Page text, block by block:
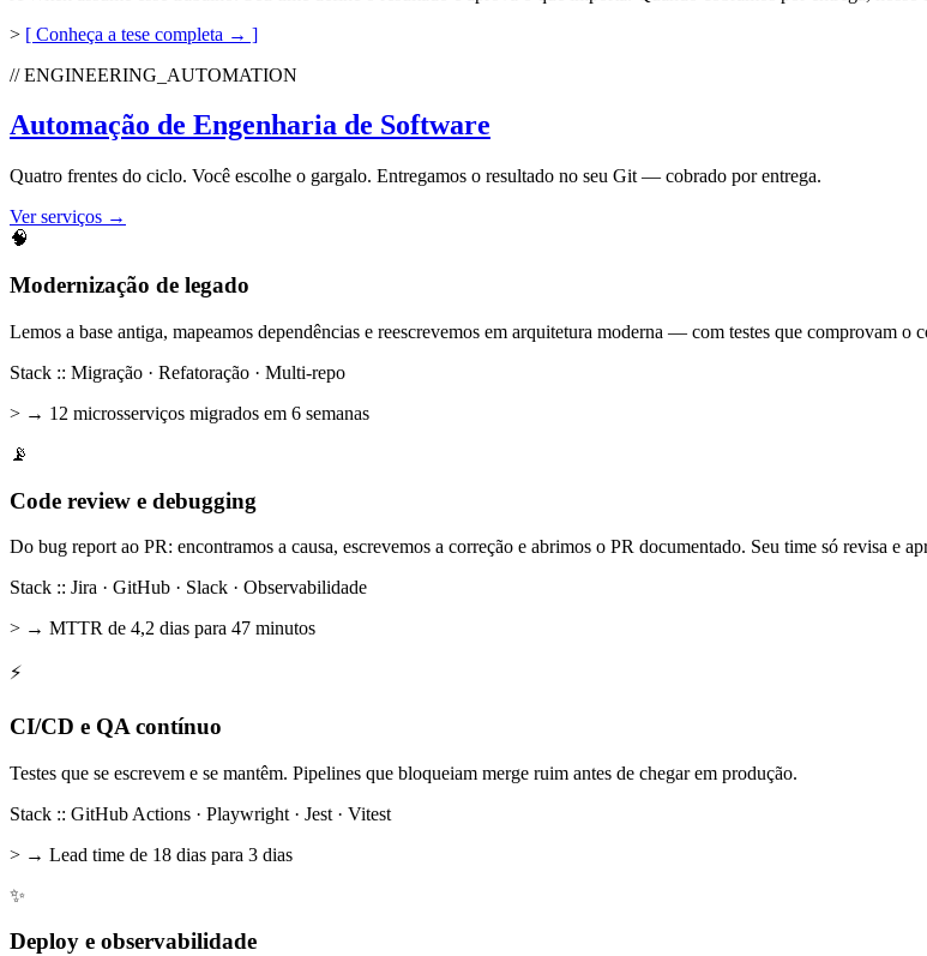
> [ Conheça a tese completa → ]
// ENGINEERING_AUTOMATION
Automação de Engenharia de Software
Quatro frentes do ciclo. Você escolhe o gargalo. Entregamos o resultado no seu Git — cobrado por entrega.
Ver serviços →
🧠
Modernização de legado
Lemos a base antiga, mapeamos dependências e reescrevemos em arquitetura moderna — com testes que comprovam o
Stack :: Migração · Refatoração · Multi-repo
> → 12 microsserviços migrados em 6 semanas
📡
Code review e debugging
Do bug report ao PR: encontramos a causa, escrevemos a correção e abrimos o PR documentado. Seu time só revisa e
Stack :: Jira · GitHub · Slack · Observabilidade
> → MTTR de 4,2 dias para 47 minutos
⚡
CI/CD e QA contínuo
Testes que se escrevem e se mantêm. Pipelines que bloqueiam merge ruim antes de chegar em produção.
Stack :: GitHub Actions · Playwright · Jest · Vitest
> → Lead time de 18 dias para 3 dias
✨
Deploy e observabilidade